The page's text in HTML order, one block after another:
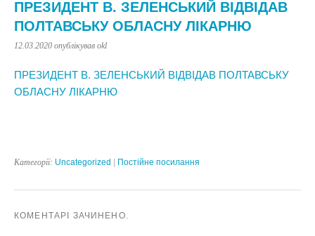
ПРЕЗИДЕНТ В. ЗЕЛЕНСЬКИЙ ВІДВІДАВ
ПОЛТАВСЬКУ ОБЛАСНУ ЛІКАРНЮ
12.03.2020 опублікував okl
ПРЕЗИДЕНТ В. ЗЕЛЕНСЬКИЙ ВІДВІДАВ ПОЛТАВСЬКУ
ОБЛАСНУ ЛІКАРНЮ
Категорії: Uncategorized | Постійне посилання
КОМЕНТАРІ ЗАЧИНЕНО.